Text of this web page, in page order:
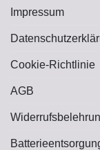
Impressum
Cookie-Richtlinie
AGB